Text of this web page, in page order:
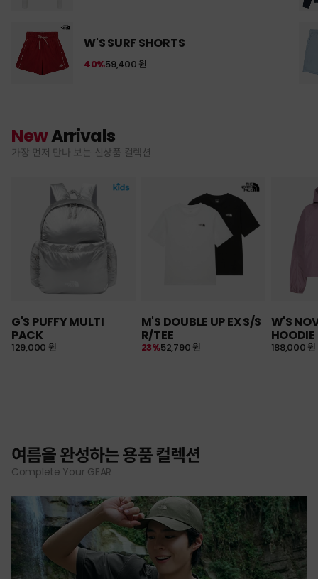
W'S SURF SHORTS
59,400 원
40%
NewArrivals
가장 먼저 만나 보는 신상품 컬렉션
G'S PUFFY MULTI
PACK
129,000 원
M'S DOUBLE UP EX S/S
R/TEE
52,790 원
23%
W'S
HOODIE
188,000 원
여름을 완성하는 용품 컬렉션
Complete Your GEAR